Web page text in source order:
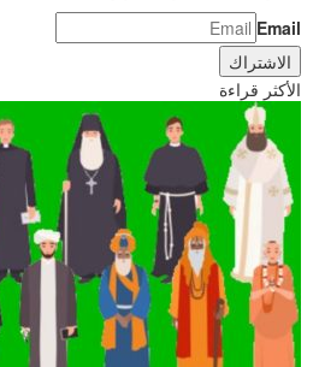
Email
الأكثر قراءة